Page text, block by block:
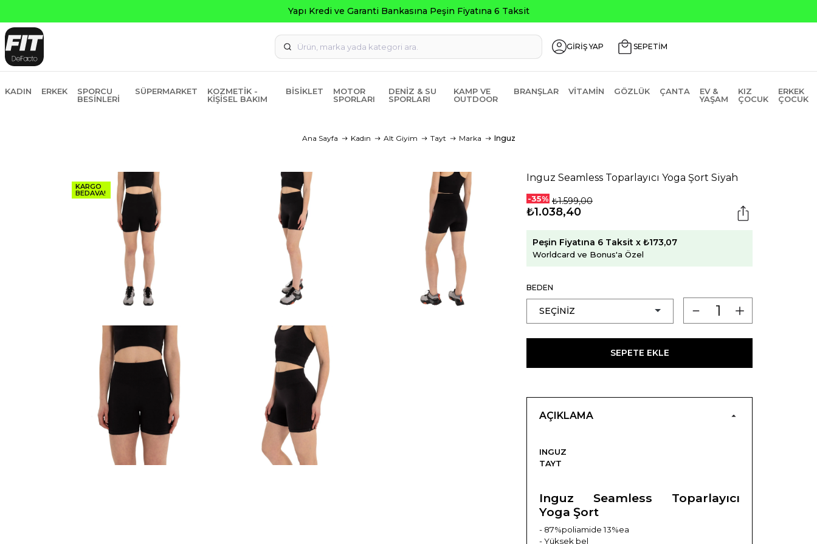
Seçili Ürünlerde ₺2000 Üzeri ₺200 İndirim Kodu: AGUSTOS200
GİRİŞ YAP SEPETİM
KADIN ERKEK
SPORCU
BESINLERI
SÜPERMARKET
KOZMETIK -
KIŞISEL BAKIM
BISIKLET
MOTOR
SPORLARI
DENIZ & SU
SPORLARI
KAMP VE
OUTDOOR
BRANŞLAR VITAMIN GÖZLÜK ÇANTA
EV &
YAŞAM
KIZ
ÇOCUK
ERKEK
ÇOCUK
Ana Sayfa Kadın Alt Giyim Tayt Marka Inguz
KARGO
BEDAVA!
Inguz Seamless Toparlayıcı Yoga Şort Siyah
-35% ₺1.599,00
₺1.038,40
Peşin Fiyatına 6 Taksit x ₺173,07
Worldcard ve Bonus'a Özel
BEDEN
SEPETE EKLE
AÇIKLAMA
INGUZ
TAYT
Inguz Seamless Toparlayıcı
Yoga Şort
- 87%poliamide 13%ea
- Yüksek bel